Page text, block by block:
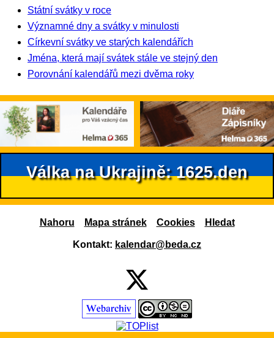
Státní svátky v roce
Významné dny a svátky v minulosti
Církevní svátky ve starých kalendářích
Jména, která mají svátek stále ve stejný den
Porovnání kalendářů mezi dvěma roky
Válka na Ukrajině: 1625.den
Nahoru Mapa stránek Cookies Hledat
Kontakt: kalendar@beda.cz